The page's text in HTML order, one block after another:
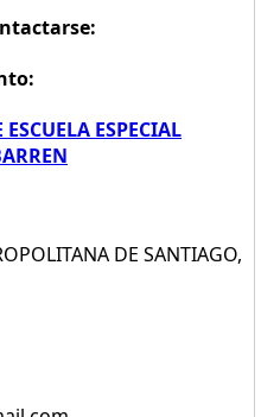
ESPECIAL
DE SANTIAGO,